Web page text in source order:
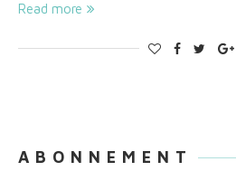
Read more
A B O N N E M E N T